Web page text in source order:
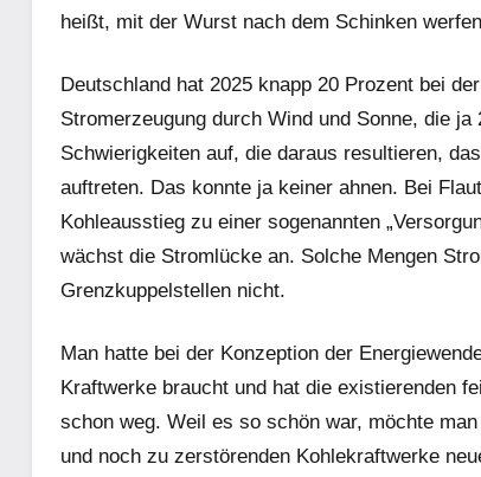
heißt, mit der Wurst nach dem Schinken
Deutschland hat 2025 knapp 20 Prozent bei
Stromerzeugung durch Wind und Sonne, die
Schwierigkeiten auf, die daraus resultieren,
auftreten. Das konnte ja keiner ahnen. Bei
Kohleausstieg zu einer sogenannten
wächst die Stromlücke an. Solche Mengen
Grenzkuppelstellen nicht.
Man hatte bei der Konzeption der
Kraftwerke braucht und hat die existierenden
schon weg. Weil es so schön war, möchte
und noch zu zerstörenden Kohlekraftwerke